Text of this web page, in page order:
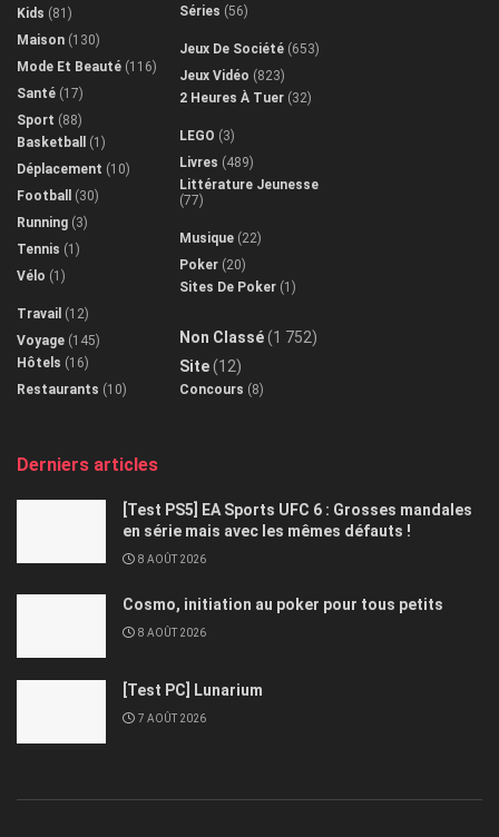
Kids (81)
Maison (130)
Mode Et Beauté (116)
Santé (17)
Sport (88)
Basketball
(1)
Déplacement (10)
Football
(30)
Running (3)
Tennis (1)
Vélo (1)
Travail (12)
Voyage (145)
Hôtels (16)
Restaurants (10)
Séries (56)
Jeux De Société (653)
Jeux Vidéo (823)
2 Heures À Tuer (32)
LEGO (3)
Livres (489)
Littérature Jeunesse
(77)
Musique (22)
Poker (20)
Sites De Poker (1)
Non Classé(1 752)
Site(12)
Concours (8)
Derniers articles
[Test PS5] EA Sports UFC 6 : Grosses mandales
en série mais avec les mêmes défauts !
8 AOÛT 2026
Cosmo, initiation au poker pour tous petits
8 AOÛT 2026
[Test PC] Lunarium
7 AOÛT 2026